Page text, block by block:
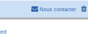
Nous contacter